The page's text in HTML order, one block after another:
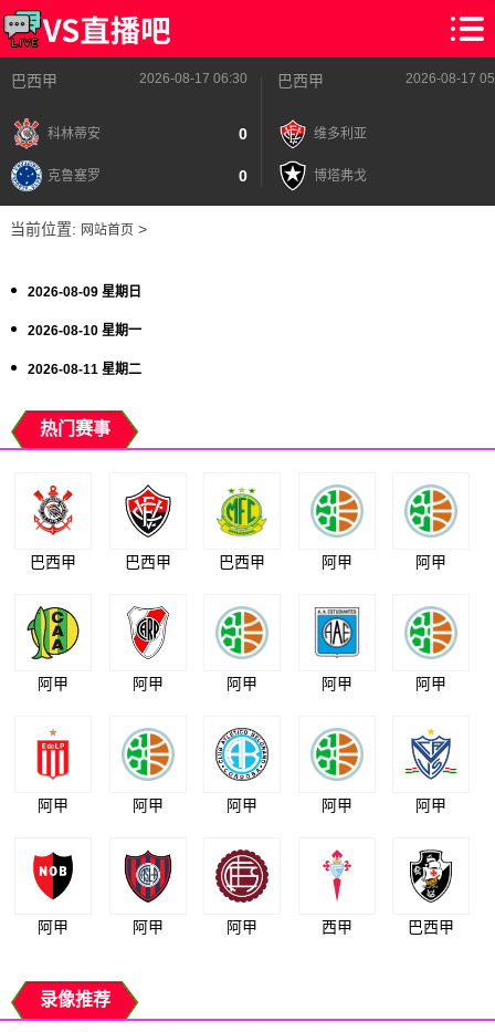
巴西甲 2026-08-17 06:30
科林蒂安 0
克鲁塞罗 0
巴西甲 2026-08-17
维多利亚
博塔弗戈
当前位置: 网站首页>
2026-08-09 星期日
2026-08-10 星期一
2026-08-11 星期二
热门赛事
巴西甲 巴西甲 巴西甲 阿甲 阿甲
阿甲 阿甲 阿甲 阿甲 阿甲
阿甲 阿甲 阿甲 阿甲 阿甲
阿甲 阿甲 阿甲 西甲 巴西甲
录像推荐